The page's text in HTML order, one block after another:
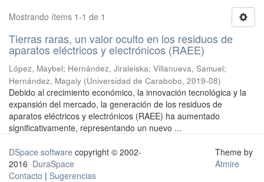
Mostrando ítems 1-1 de 1
Tierras raras, un valor oculto en los residuos de
aparatos eléctricos y electrónicos (RAEE)
López, Maybel; Hernández, Jiraleiska; Villanueva, Samuel;
Hernández, Magaly (Universidad de Carabobo, 2019-08)
Debido al crecimiento económico, la innovación tecnológica y la
expansión del mercado, la generación de los residuos de
aparatos eléctricos y electrónicos (RAEE) ha aumentado
significativamente, representando un nuevo ...
DSpace software copyright © 2002-
2016 DuraSpace
Contacto | Sugerencias
Theme by
Atmire